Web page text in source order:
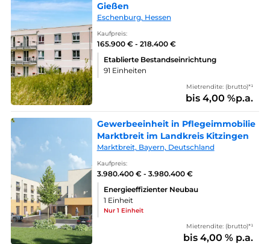
Gießen
Eschenburg, Hessen
Kaufpreis:
165.900 € - 218.400 €
Etablierte Bestandseinrichtung
91 Einheiten
Mietrendite: (brutto)*¹
bis 4,00 %p.a.
Gewerbeeinheit in Pflegeimmobilie
Marktbreit im Landkreis Kitzingen
Marktbreit, Bayern, Deutschland
Kaufpreis:
3.980.400 € - 3.980.400 €
Energieeffizienter Neubau
1 Einheit
Nur 1 Einheit
Mietrendite: (brutto)*¹
bis 4,00 % p.a.